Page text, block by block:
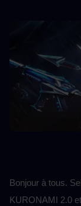
Bonjour à tous.